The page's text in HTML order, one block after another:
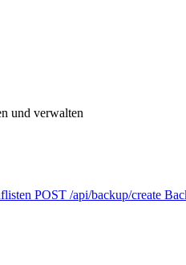
und verwalten
POST /api/backup/create